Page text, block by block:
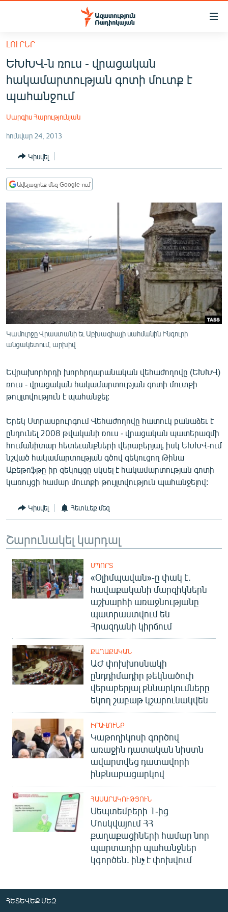
Մատչելիության
հիմնական
բովանդակությանը
Անցնել
հիմնական
մենյուին
ՔԱՂԱՔԱԿԱՆ
ՏՆՏԵՍՈՒԹՅՈՒՆ
ՂԱՐԱԲԱՂ
ՏԱՐԱԾԱՇՐՋԱՆ
ՄԻՋԱԶԳԱՅԻՆ
ՄՇԱԿՈՒՅԹ
ՍՊՈՐՏ
ՄԵԿՆԱԲԱՆՈՒԹՅՈՒՆ
ՏՏ ԵՒ ԻՆՏԵՐՆԵՏ
ԱՐԽԻՎ
ԲԱՆԱՎԵՃ
ՁԳՏԵԼՈՎ ԼԱՎԱԳՈՒՅՆԻՆ
ՓՈԴՔԱՍԹ
Հայերեն
English
Русский
ՀԵՏԵՎԵՔ ՄԵԶ
«Ազատության» բոլոր կայքերը
ԼՈՒՐԵՐ
ԵԽԽՎ-ն ռուս - վրացական
հակամարտության գոտի մուտք է
պահանջում
Սարգիս Հարությունյան
հունվար 24, 2013
Կիսվել
Ավելացրեք մեզ Google-ում
Կամուրջը Վրաստանի եւ Աբխազիայի սահմանին Ինգուրի
անցակետում, արխիվ
Եվրախորհրդի խորհրդարանական վեհաժողովը (ԵԽԽՎ)
ռուս - վրացական հակամարտության գոտի մուտքի
թույլտվություն է պահանջել:
Երեկ Ստրասբուրգում Վեհաժողովը հատուկ բանաձեւ է
ընդունել 2008 թվականի ռուս - վրացական պատերազմի
հումանիտար հետեւանքների վերաբերյալ, իսկ ԵԽԽՎ-ում
նշված հակամարտության գծով զեկուցող Թինա
Աքեթոֆթը իր զեկույցը սկսել է հակամարտության գոտի
կառույցի համար մուտքի թույլտվություն պահանջելով:
Կիսվել Հետևեք մեզ
Շարունակել կարդալ
ՍՊՈՐՏ
«Օլիմպավան»-ը փակ է.
հավաքականի մարզիկներն
աշխարհի առաջնությանը
պատրաստվում են
Հրազդանի կիրճում
ՔԱՂԱՔԱԿԱՆ
ԱԺ փոխխոսնակի
ընդդիմադիր թեկնածուի
վերաբերյալ քննարկումները
եկող շաբաթ կշարունակվեն
ԻՐԱՎՈՒՆՔ
Կաթողիկոսի գործով
առաջին դատական նիստն
ավարտվեց դատավորի
ինքնաբացարկով
ՀԱՍԱՐԱԿՈՒԹՅՈՒՆ
Սեպտեմբերի 1-ից
Մոսկվայում ՀՀ
քաղաքացիների համար նոր
պարտադիր պահանջներ
կգործեն. ինչ է փոխվում
ՀԵՏԵՎԵՔ ՄԵԶ